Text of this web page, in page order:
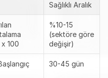
Sağlıklı Aralık
x 100
%10-15
(sektöre göre
değişir)
30-45 gün